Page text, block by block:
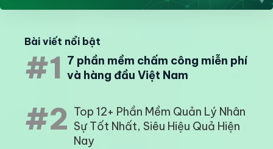
Bài viết nổi bật
#1 7 phần mềm chấm công miễn phí
và hàng đầu Việt Nam
#2 Top 12+ Phần Mềm Quản Lý Nhân
Sự Tốt Nhất, Siêu Hiệu Quả Hiện
Nay